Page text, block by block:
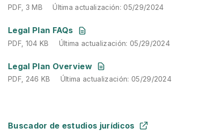
PDF, 3 MB Última actualización:05/29/2024
Legal Plan FAQs
PDF,104 KB Última actualización
PDF, 104 KB Última actualización: 05/29/2024
Legal Plan Overview
PDF,246 KB Última actualización
PDF, 246 KB Última actualización: 05/29/2024
Buscador de estudios jurídicos